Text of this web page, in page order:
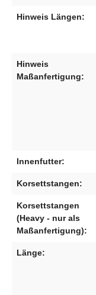
Hinweis Längen:
Hinweis
Maßanfertigung:
Innenfutter:
Korsettstangen:
Korsettstangen
(Heavy - nur als
Maßanfertigung):
Länge: